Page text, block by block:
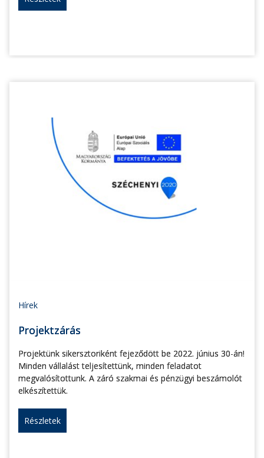
Hírek
Projektzárás
Projektünk sikersztoriként fejeződött be 2022. június 30-án!
Minden vállalást teljesítettünk, minden feladatot
megvalósítottunk. A záró szakmai és pénzügyi beszámolót
elkészítettük.
Részletek